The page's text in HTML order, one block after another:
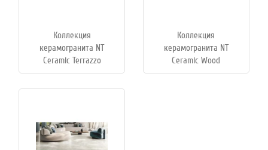
Коллекция
керамогранита NT
Ceramic Terrazzo
Коллекция
керамогранита NT
Ceramic Wood